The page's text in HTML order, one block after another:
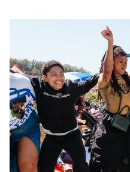
un espacio para que
reúnan y se eleven
tanto presenciales como